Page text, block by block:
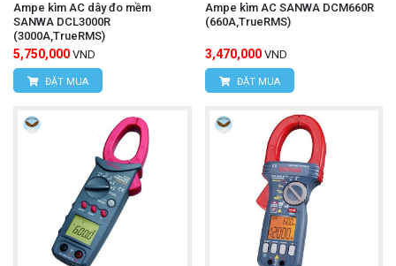
Ampe kìm AC dây đo mềm
SANWA DCL3000R
(3000A,TrueRMS)
5,750,000 VND
ĐẶT MUA
Ampe kìm AC SANWA DCM660R
(660A,TrueRMS)
3,470,000 VND
ĐẶT MUA